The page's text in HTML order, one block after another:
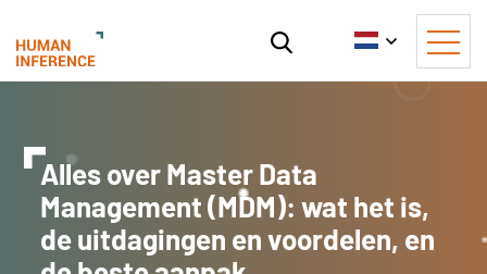
Alles over Master Data
Management (MDM): wat het is,
de uitdagingen en voordelen, en